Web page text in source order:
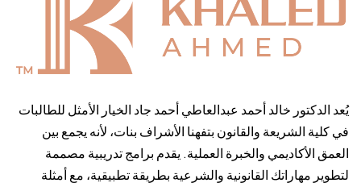
يُعد الدكتور خالد أحمد عبدالعاطي أحمد جاد الخيار الأمثل للطالبات
في كلية الشريعة والقانون بتفهنا الأشراف بنات، لأنه يجمع بين
العمق الأكاديمي والخبرة العملية. يقدم برامج تدريبية مصممة
لتطوير مهاراتك القانونية والشرعية بطريقة تطبيقية، مع أمثلة